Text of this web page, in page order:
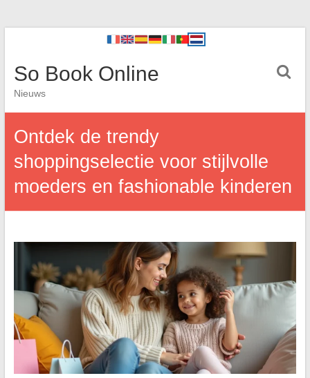
So Book Online
Nieuws
Ontdek de trendy
shoppingselectie voor stijlvolle
moeders en fashionable kinderen